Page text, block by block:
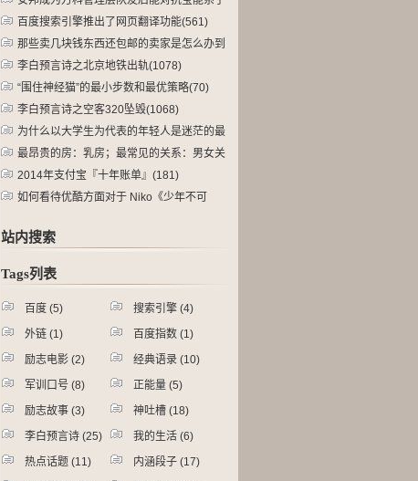
人 (1)
么(165)
百度搜索引擎推出了网页翻译功能(561)
那些卖几块钱东西还包邮的卖家是怎么办到
的(190)
李白预言诗之北京地铁出轨(1078)
“围住神经猫”的最小步数和最优策略(70)
李白预言诗之空客320坠毁(1068)
为什么以大学生为代表的年轻人是迷茫的最
大(115)
最昂贵的房：乳房；最常见的关系：男女关
系(90)
2014年支付宝『十年账单』(181)
如何看待优酷方面对于 Niko《少年不可
站内搜索
Tags列表
百度 (5) 搜索引擎 (4)
外链 (1) 百度指数 (1)
励志电影 (2) 经典语录 (10)
军训口号 (8) 正能量 (5)
励志故事 (3) 神吐槽 (18)
李白预言诗 (25) 我的生活 (6)
热点话题 (11) 内涵段子 (17)